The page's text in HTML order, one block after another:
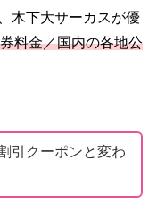
木下大サーカスが優
料金／国内の各地公
引クーポンと変わ